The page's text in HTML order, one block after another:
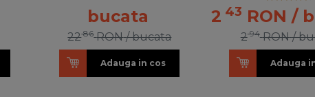
bucata
2286 RON / bucata
Adauga in cos
2 43 RON /
294 RON /
Adauga